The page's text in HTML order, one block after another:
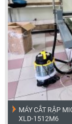
MÁY CẮT RẬP
XLD-1512M6